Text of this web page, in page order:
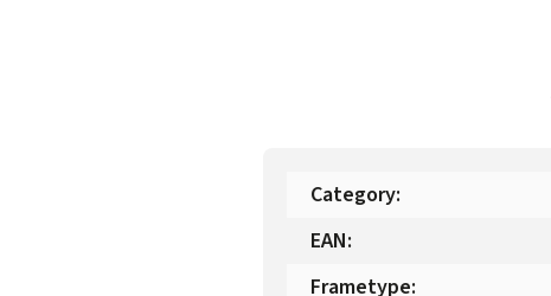
Category:
EAN:
Frametype: